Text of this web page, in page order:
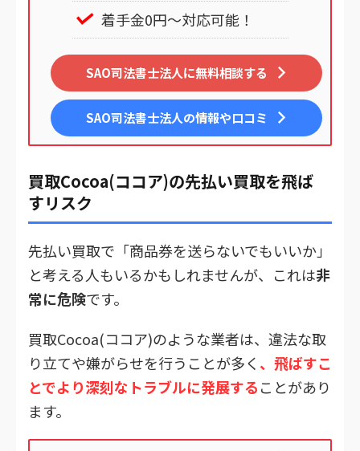
着手金0円～対応可能！
SAO司法書士法人に無料相談する
SAO司法書士法人の情報や口コミ
買取Cocoa(ココア)の先払い買取を飛ば
すリスク
先払い買取で「商品券を送らないでもいいか」
と考える人もいるかもしれませんが、これは非
常に危険です。
買取Cocoa(ココア)のような業者は、違法な取
り立てや嫌がらせを行うことが多く 、飛ばすこ
とでより深刻なトラブルに発展することがあり
ます。